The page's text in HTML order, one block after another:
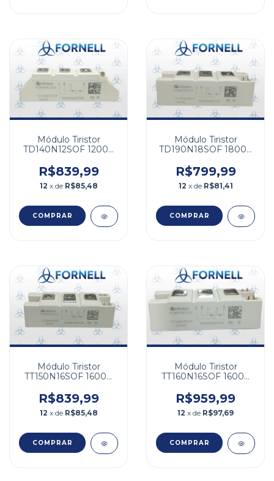
Módulo Tiristor
TD140N12SOF 1200V
R$839,99
12 x de R$85,48
Módulo Tiristor
TD190N18SOF 1800V
R$799,99
12 x de R$81,41
Módulo Tiristor
TT150N16SOF 1600V
R$839,99
12 x de R$85,48
Módulo Tiristor
TT160N16SOF 1600V
R$959,99
12 x de R$97,69